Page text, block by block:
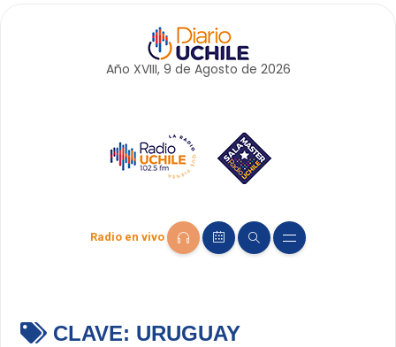
Año XVIII, 9 de Agosto de 2026
Radio en vivo
CLAVE: URUGUAY